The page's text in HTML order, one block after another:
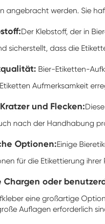
angebracht werden. Sie
Der Klebstoff, der in
sicherstellt, dass die
Bier-Etiketten-
Aufmerksamkeit
und Flecken:
nach der Handhabung
Optionen:Einige
für die Etikettierung
Chargen oder
eine großartige
Auflagen erforderlich